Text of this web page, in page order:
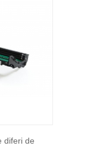
diferi de